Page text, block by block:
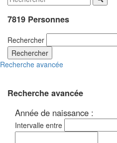
7819 Personnes
Rechercher
Rechercher
Recherche avancée
Recherche avancée
Année de naissance :
Intervalle entre